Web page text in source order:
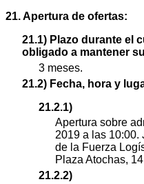
21. Apertura de ofertas:
21.1) Plazo durante el
obligado a mantener
3 meses.
21.2) Fecha, hora y
21.2.1)
Apertura sobre
2019 a las 10:00.
de la Fuerza
Plaza Atochas,
21.2.2)